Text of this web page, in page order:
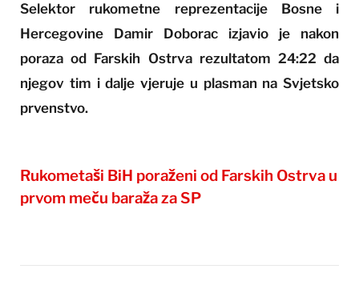
Selektor rukometne reprezentacije Bosne i
Hercegovine Damir Doborac izjavio je nakon
poraza od Farskih Ostrva rezultatom 24:22 da
njegov tim i dalje vjeruje u plasman na Svjetsko
prvenstvo.
Rukometaši BiH poraženi od Farskih Ostrva u
prvom meču baraža za SP